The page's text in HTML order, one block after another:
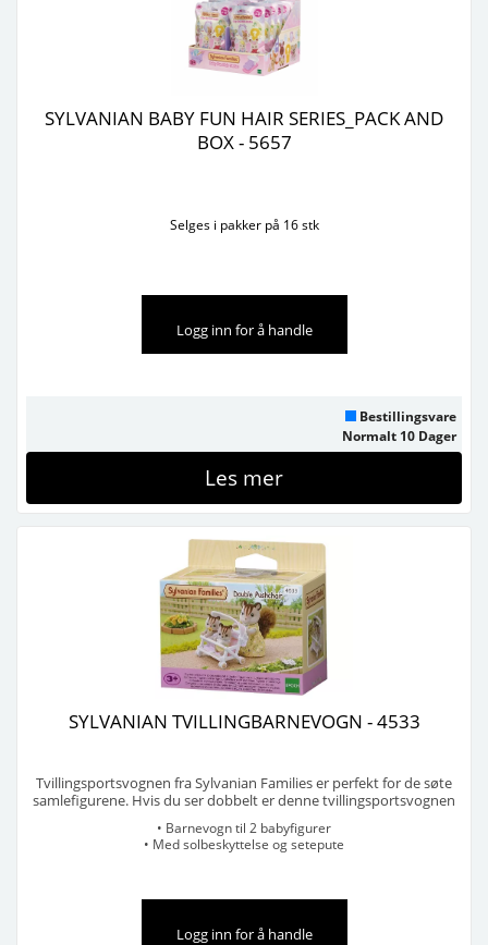
SYLVANIAN BABY FUN HAIR SERIES_PACK AND
BOX - 5657
Selges i pakker på 16 stk
Logg inn for å handle
Bestillingsvare
Normalt 10 Dager
Les mer
SYLVANIAN TVILLINGBARNEVOGN - 4533
Tvillingsportsvognen fra Sylvanian Families er perfekt for de søte
samlefigurene. Hvis du ser dobbelt er denne tvillingsportsvognen
tvillingsportsvognen med hvit ramme kan babyene dine holde
hverandre med selskap mens sikkerhetsstan ...
• Barnevogn til 2 babyfigurer
• Med solbeskyttelse og setepute
Logg inn for å handle